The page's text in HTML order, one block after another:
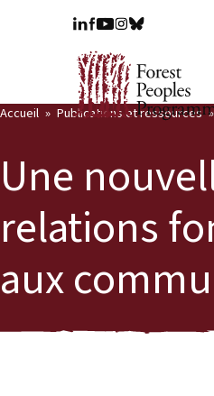
Accueil Publications et ressources
Une
relations
aux